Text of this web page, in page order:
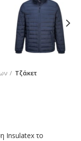
Τζάκετ
Insulatex το